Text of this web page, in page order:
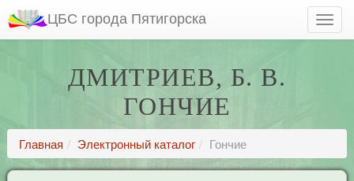
ЦБС города Пятигорска
ДМИТРИЕВ, Б. В.
ГОНЧИЕ
Главная Электронный каталог Гончие